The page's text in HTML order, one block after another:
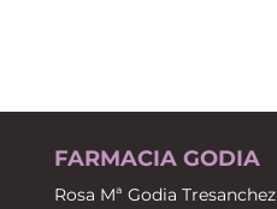
FARMACIA GODIA
Rosa Mª Godia Tresanchez